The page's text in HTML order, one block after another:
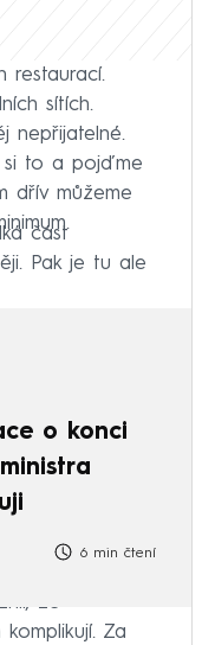
restaurací.
sítích.
nepřijatelné.
si to a pojďme
dřív můžeme
část
Pak je tu ale
o konci
6 min čtení
že
Za